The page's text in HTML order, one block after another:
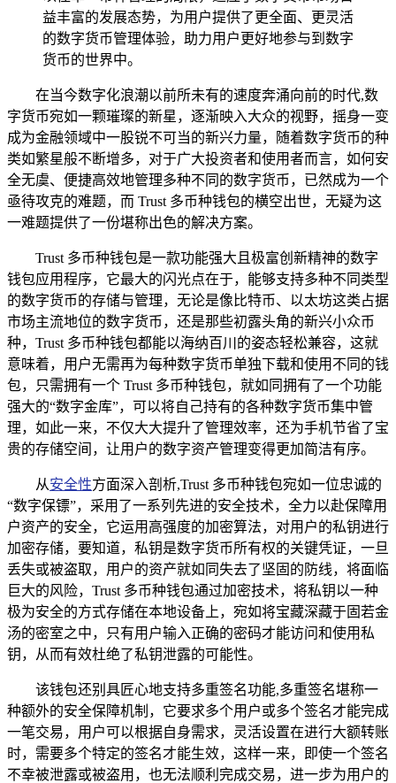
益丰富的发展态势，为用户提供了更全面、更灵活
的数字货币管理体验，助力用户更好地参与到数字
货币的世界中。
在当今数字化浪潮以前所未有的速度奔涌向前的时代,数
字货币宛如一颗璀璨的新星，逐渐映入大众的视野，摇身一变
成为金融领域中一股锐不可当的新兴力量，随着数字货币的种
类如繁星般不断增多，对于广大投资者和使用者而言，如何安
全无虞、便捷高效地管理多种不同的数字货币，已然成为一个
亟待攻克的难题，而 Trust 多币种钱包的横空出世，无疑为这
一难题提供了一份堪称出色的解决方案。
Trust 多币种钱包是一款功能强大且极富创新精神的数字
钱包应用程序，它最大的闪光点在于，能够支持多种不同类型
的数字货币的存储与管理，无论是像比特币、以太坊这类占据
市场主流地位的数字货币，还是那些初露头角的新兴小众币
种，Trust 多币种钱包都能以海纳百川的姿态轻松兼容，这就
意味着，用户无需再为每种数字货币单独下载和使用不同的钱
包，只需拥有一个 Trust 多币种钱包，就如同拥有了一个功能
强大的“数字金库”，可以将自己持有的各种数字货币集中管
理，如此一来，不仅大大提升了管理效率，还为手机节省了宝
贵的存储空间，让用户的数字资产管理变得更加简洁有序。
从安全性方面深入剖析,Trust 多币种钱包宛如一位忠诚的
“数字保镖”，采用了一系列先进的安全技术，全力以赴保障用
户资产的安全，它运用高强度的加密算法，对用户的私钥进行
加密存储，要知道，私钥是数字货币所有权的关键凭证，一旦
丢失或被盗取，用户的资产就如同失去了坚固的防线，将面临
巨大的风险，Trust 多币种钱包通过加密技术，将私钥以一种
极为安全的方式存储在本地设备上，宛如将宝藏深藏于固若金
汤的密室之中，只有用户输入正确的密码才能访问和使用私
钥，从而有效杜绝了私钥泄露的可能性。
该钱包还别具匠心地支持多重签名功能,多重签名堪称一
种额外的安全保障机制，它要求多个用户或多个签名才能完成
一笔交易，用户可以根据自身需求，灵活设置在进行大额转账
时，需要多个特定的签名才能生效，这样一来，即使一个签名
不幸被泄露或被盗用，也无法顺利完成交易，进一步为用户的